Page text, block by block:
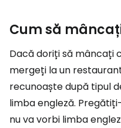
Cum să
Dacă doriți să mâncați
mergeți la un
recunoaște după tipul
limba engleză.
nu va vorbi limba